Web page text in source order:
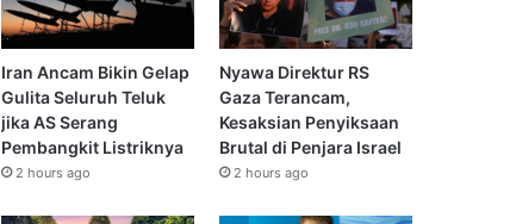
Iran Ancam Bikin Gelap
Gulita Seluruh Teluk
jika AS Serang
Pembangkit Listriknya
2 hours ago
Nyawa Direktur RS
Gaza Terancam,
Kesaksian Penyiksaan
Brutal di Penjara Israel
2 hours ago